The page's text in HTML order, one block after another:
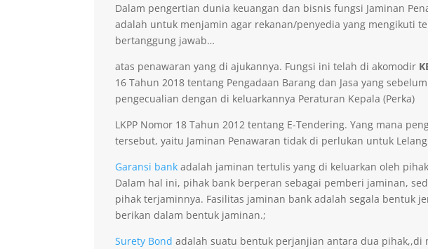
Dalam pengertian dunia keuangan dan bisnis fungsi Jaminan
adalah untuk menjamin agar rekanan/penyedia yang mengikuti
bertanggung jawab…
atas penawaran yang di ajukannya. Fungsi ini telah di akomodir
16 Tahun 2018 tentang Pengadaan Barang dan Jasa yang
pengecualian dengan di keluarkannya Peraturan Kepala (Perka)
LKPP Nomor 18 Tahun 2012 tentang E-Tendering. Yang mana
tersebut, yaitu Jaminan Penawaran tidak di perlukan untuk Lelang
Garansi bank adalah jaminan tertulis yang di keluarkan oleh pihak
Dalam hal ini, pihak bank berperan sebagai pemberi jaminan,
pihak terjaminnya. Fasilitas jaminan bank adalah segala bentuk
berikan dalam bentuk jaminan.;
Surety Bond adalah suatu bentuk perjanjian antara dua pihak,,di